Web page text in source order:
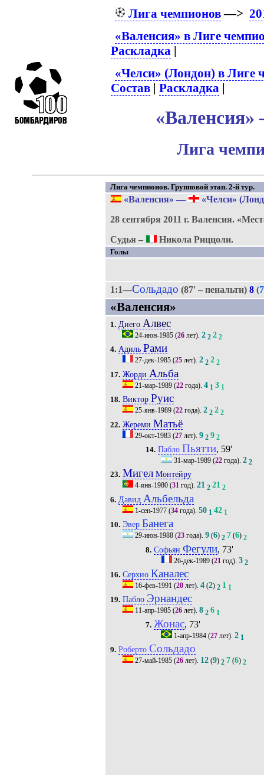
Лига чемпионов—>
«Валенсия» в Лиге
Раскладка |
«Челси» (Лондон) в Лиге
Состав |Раскладка |
«Валенсия»
Лига
Лига чемпионов. Групповой этап. 2-й тур.
«Валенсия» —
«Челси»
28 сентября 2011 г. Валенсия.
Судья –
Никола Риццоли.
Голы
1:1—Сольдадо (87' – пенальти) 8(7
«Валенсия»
1. Диего Алвес
24-июн-1985(26лет). 2 2 2 2
4. Адиль Рами
27-дек-1985(25лет). 2 2 2 2
17. Жорди Альба
21-мар-1989(22года). 4 1 3 1
18. Виктор Руис
25-янв-1989(22года). 2 2 2 2
22. Жереми Матьё
29-окт-1983(27лет). 9 2 9 2
14. Пабло Пьятти, 59'
31-мар-1989 (22 года).2 2
23. МигелМонтейру
4-янв-1980(31год). 21 2 21 2
6. Давид Альбельда
1-сен-1977(34года). 50 1 42 1
10. Эвер Банега
29-июн-1988(23года). 9(6) 2 7(6) 2
8. Софьян Фегули, 73'
26-дек-1989 (21 год).3 2
16. Серхио Каналес
16-фев-1991 (20лет). 4(2) 2 1 1
19. Пабло Эрнандес
11-апр-1985(26лет). 8 2 6 1
7. Жонас, 73'
1-апр-1984 (27 лет).2 1
9. Роберто Сольдадо
27-май-1985(26лет). 12(9) 2 7(6) 2